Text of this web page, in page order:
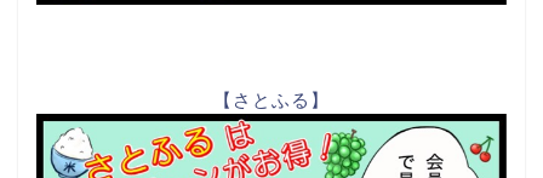
【さとふる】